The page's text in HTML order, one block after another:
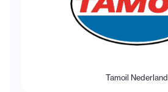
Tamoil Nederland